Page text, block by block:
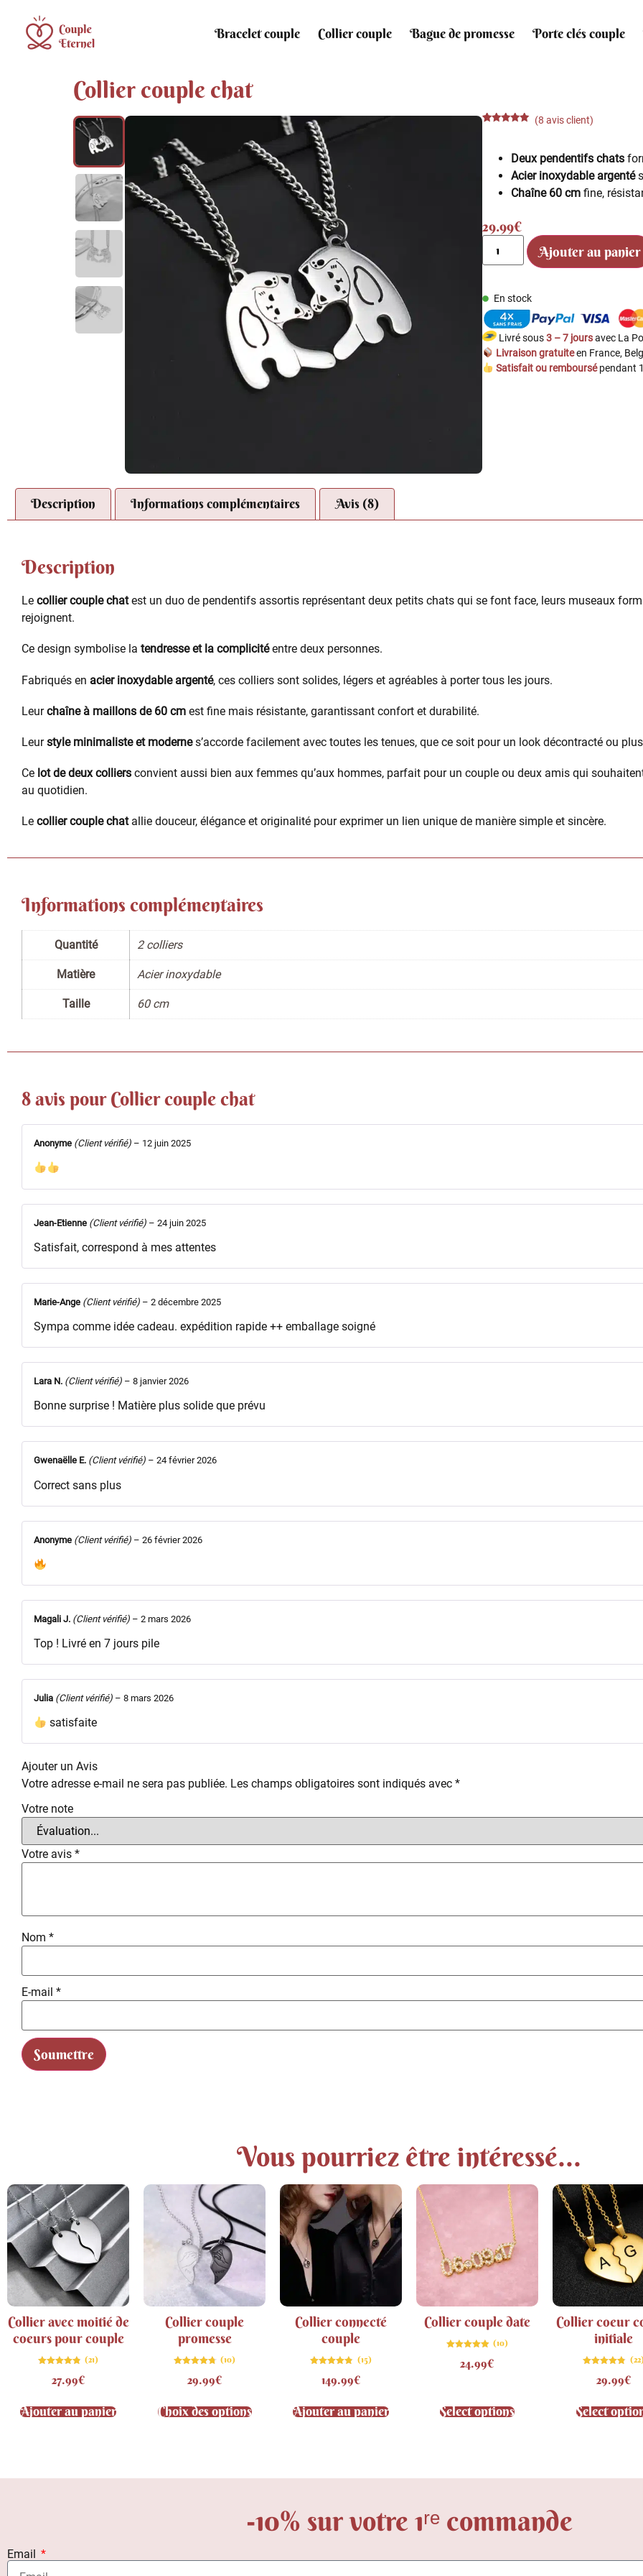
Bracelet couple Collier couple Bague de promesse Porte clés couple
Collier couple chat
notations
(8 avis client)
Deux pendentifs chats
Acier inoxydable argenté
Chaîne 60 cm fine,
29.99€
Ajouter au panier
En stock
Livré sous3 – 7 joursavec La
Livraison gratuiteen France,
Satisfait ou remboursépendant
Description Informations complémentaires Avis (8)
Description
Le collier couple chatest un duo de pendentifs assortis représentant deux petits chats qui se font face, leurs museaux
rejoignent.
Ce design symbolise la tendresse et la complicitéentre deux personnes.
Fabriqués en acier inoxydable argenté, ces colliers sont solides, légers et agréables à porter tous les jours.
Leurchaîne à maillons de 60 cm est fine mais résistante, garantissant confort et durabilité.
Leurstyle minimaliste et modernes’accorde facilement avec toutes les tenues, que ce soit pour un look décontracté ou
Ce lot de deux colliers convient aussi bien aux femmes qu’aux hommes, parfait pour un couple ou deux amis qui
au quotidien.
Le collier couple chatallie douceur, élégance et originalité pour exprimer un lien unique de manière simple et sincère.
Informations complémentaires
Quantité 2 colliers
Matière Acier inoxydable
Taille 60 cm
8 avis pourCollier couple chat
Anonyme (Client vérifié) – 12 juin 2025
Jean-Etienne (Client vérifié) – 24 juin 2025
Satisfait, correspond à mes attentes
Marie-Ange (Client vérifié) – 2 décembre 2025
Sympa comme idée cadeau. expédition rapide ++ emballage soigné
Lara N. (Client vérifié) – 8 janvier 2026
Bonne surprise ! Matière plus solide que prévu
Gwenaëlle E. (Client vérifié) – 24 février 2026
Correct sans plus
Anonyme (Client vérifié) – 26 février 2026
Magali J. (Client vérifié) – 2 mars 2026
Top ! Livré en 7 jours pile
Julia (Client vérifié) – 8 mars 2026
satisfaite
Ajouter un Avis
Votre adresse e-mail ne sera pas publiée. Les champs obligatoires sont indiqués avec *
Votre note
Votre avis *
Nom *
E-mail *
Vous pourriez être intéressé...
Collier avec moitié de
coeurs pour couple
4.81
sur 5
(21)
27.99€
Ajouter au panier
Collier couple
promesse
4.70
sur 5
(10)
29.99€
Choix des options
Collier connecté
couple
4.80
sur 5
(15)
149.99€
Ajouter au panier
Collier couple date
4.90
sur 5
(10)
24.99€
Select options
Collier coeur
initiale
4.77
sur 5
29.99€
Select
-10% sur votre 1ʳᵉ commande
Email